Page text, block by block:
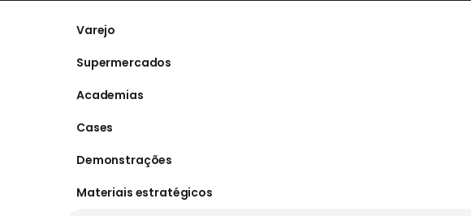
Varejo
Supermercados
Academias
Cases
Demonstrações
Materiais estratégicos